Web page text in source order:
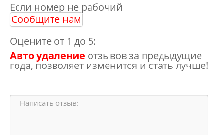
Если номер не рабочий
Сообщите нам
Оцените от 1 до 5:
Авто удаление отзывов за предыдущие
года, позволяет изменится и стать лучше!